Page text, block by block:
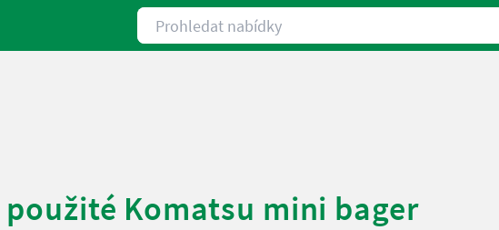
Prohledat nabídky
Komatsu mini bager